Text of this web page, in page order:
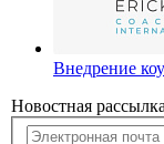
Внедрение
Новостная рассылка